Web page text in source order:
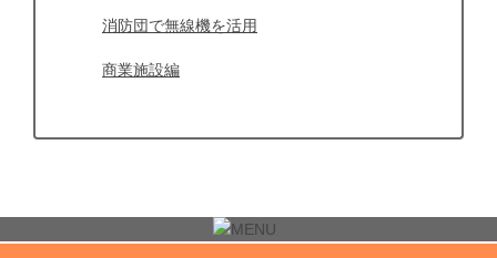
消防団で無線機を活用
商業施設編